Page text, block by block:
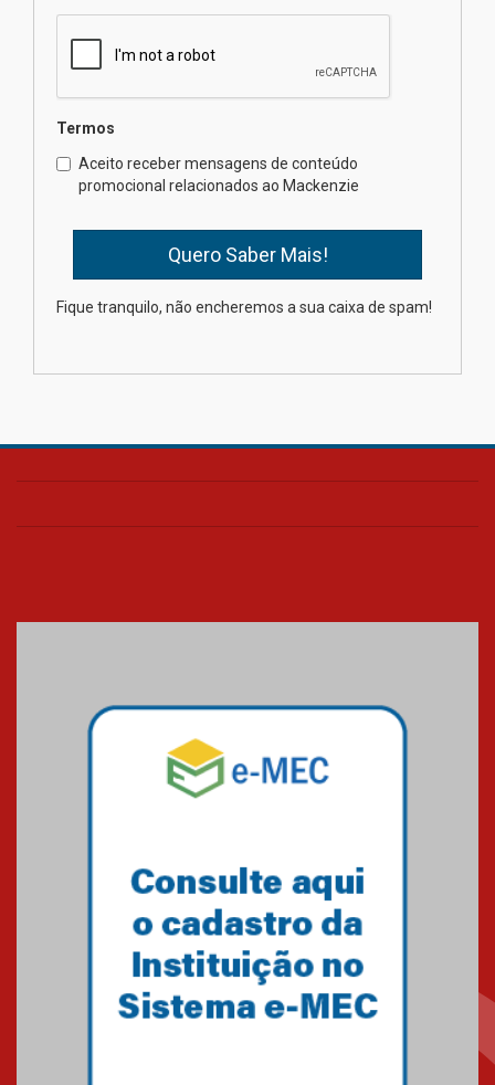
04.08.2026
internacionais
03.08.2026
Oncologista do HUEM ressalta
importância da prevenção e
diagnóstico precoce do câncer
de pulmão
Termos
Aceito receber mensagens de conteúdo
promocional relacionados ao Mackenzie
Fique tranquilo, não encheremos a sua caixa de spam!